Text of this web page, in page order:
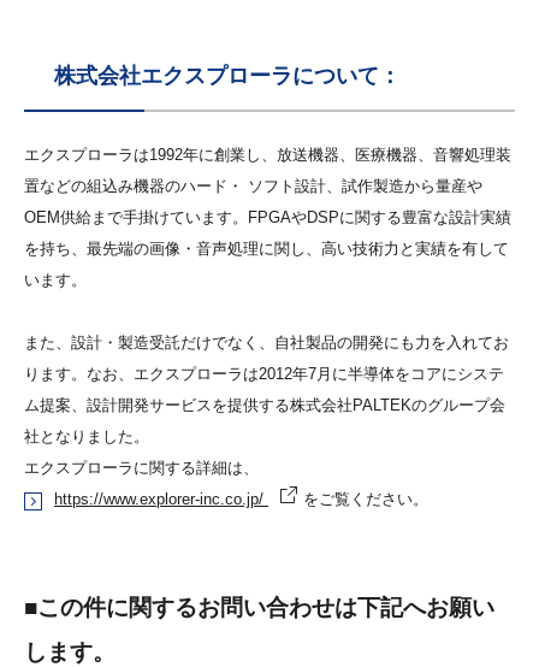
株式会社エクスプローラについて：
エクスプローラは1992年に創業し、放送機器、医療機器、⾳響処理装
置などの組込み機器のハード・ ソフト設計、試作製造から量産や
OEM供給まで⼿掛けています。FPGAやDSPに関する豊富な設計実績
を持ち、最先端の画像・⾳声処理に関し、高い技術⼒と実績を有して
います。
また、設計・製造受託だけでなく、⾃社製品の開発にも⼒を入れてお
ります。なお、エクスプローラは2012年7⽉に半導体をコアにシステ
ム提案、設計開発サービスを提供する株式会社PALTEKのグループ会
社となりました。
エクスプローラに関する詳細は、
https://www.explorer-inc.co.jp/
をご覧ください。
■この件に関するお問い合わせは下記へお願い
します。